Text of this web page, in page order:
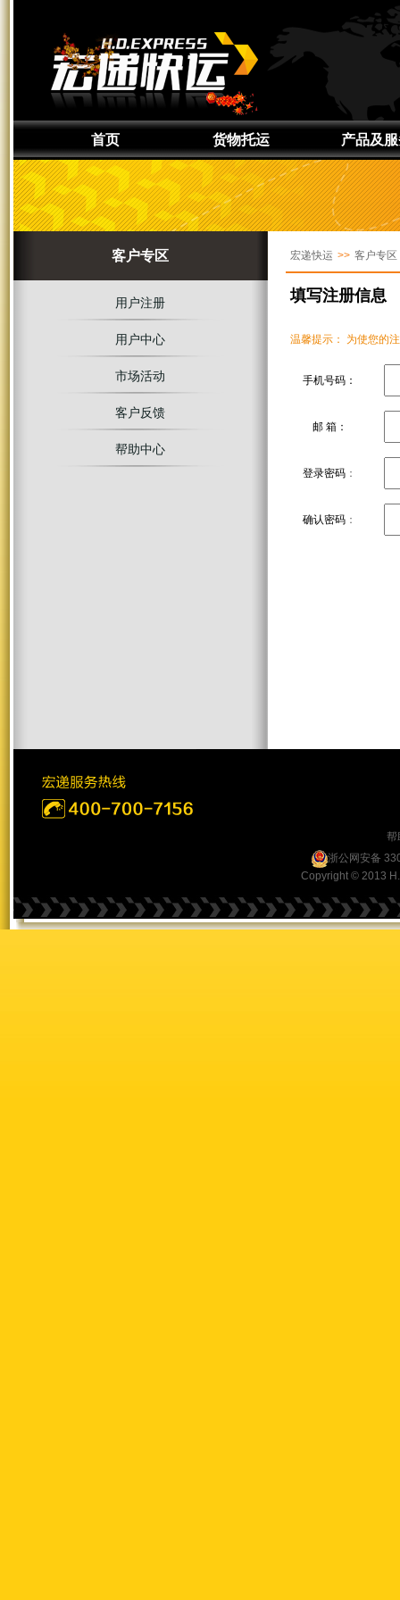
首页 货物托运
通知取件
准备货物
上门取件
产品及
产品介绍
服务区域
签约服务
定制服务
增值服务
客户专区
用户注册
用户中心
市场活动
客户反馈
帮助中心
宏递快运 >> 客户专区
填写注册信息
温馨提示： 为使您的
手机号码：
邮 箱：
登录密码 ：
确认密码 ：
帮
浙公网安备
Copyright © 2013